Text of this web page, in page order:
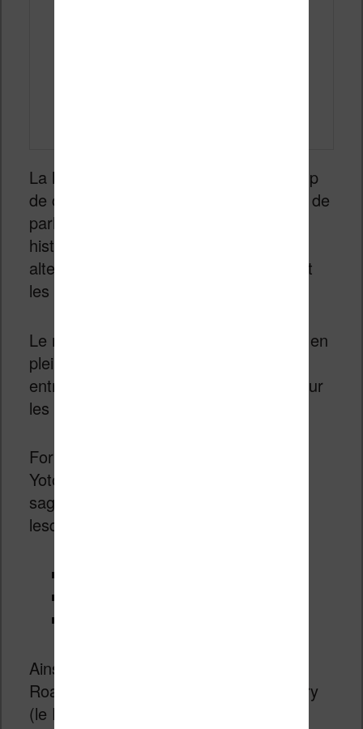
La lecture numérique englobe beaucoup
de choses et j’essaie de temps à autre de
parler de livres audio. Les boîtes à
histoire sont un bon moyen d’offrir une
alternative aux écrans pour les petits et
les grands.
Le marché de ces boîtes à histoire est en
pleine expansion et Yoto est une
entreprise qui propose des histoires pour
les petits et les plus grands.
Fort de partenariat avec des éditeurs,
Yoto peut se vanter d’avoir de grandes
sagas littéraires à proposer, parmi
lesquelles :
Ainsi que des auteurs célèbres comme
Roald Dahl ou Antoine de Saint-Exupéry
(le Petit Prince évidemment).